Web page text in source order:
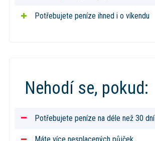
Potřebujete peníze ihned i o víkendu
Nehodí se, pokud:
Potřebujete peníze na déle než 30 dní